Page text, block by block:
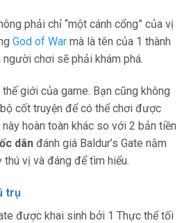
phải chỉ “một cánh cổng” của vị
God of War mà là tên của 1 thành
chơi sẽ phải khám phá.
giới của game. Bạn cũng không
cốt truyện để có thể chơi được
này hoàn toàn khác so với 2 bản tiền
dân đánh giá Baldur’s Gate nằm
thú vị và đáng để tìm hiểu.
trụ
được khai sinh bởi 1 Thực thể tối